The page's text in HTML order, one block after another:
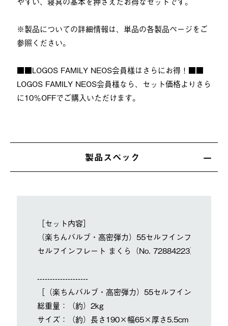
※製品についての詳細情報は、単品の各製品ページをご
参照ください。
■■LOGOS FAMILY NEOS会員様はさらにお得！■■
LOGOS FAMILY NEOS会員様なら、セット価格よりさら
に10％OFFでご購入いただけます。
製品スペック
［セット内容］
（楽ちんバルブ・高密弾力）55セルフインフレート
セルフインフレート まくら（No. 72884223）
--------------------
［（楽ちんバルブ・高密弾力）55セルフインフレー
総重量：（約）2kg
サイズ：（約）長さ190×幅65×厚さ5.5cm